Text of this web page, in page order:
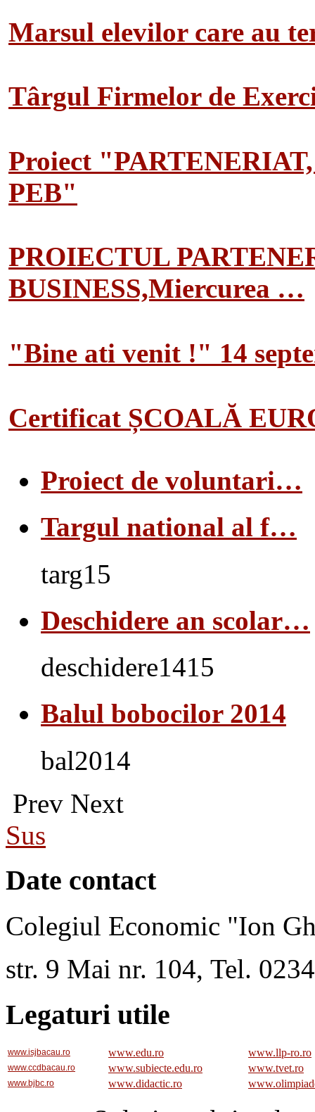
Marsul elevilor care au
Târgul Firmelor de
Proiect
PEB"
PROIECTUL
BUSINESS,Miercurea …
"Bine ati venit !" 14
Certificat ȘCOALĂ
Proiect de voluntari…
Targul national al f…
targ15
Deschidere an scolar…
deschidere1415
Balul bobocilor 2014
bal2014
Prev Next
Sus
Date contact
Colegiul Economic "Ion
str. 9 Mai nr. 104, Tel.
Legaturi utile
www.isjbacau.ro www.edu.ro www.llp-ro.ro
www.ccdbacau.ro www.subiecte.edu.ro www.tvet.ro
www.bjbc.ro www.didactic.ro